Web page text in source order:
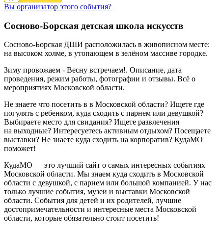
Вы организатор этого события?
Сосново-Борская детская школа искусств
Сосново-Борская ДШИ расположилась в живописном месте:
на высоком холме, в утопающем в зелёном массиве городке.
Зиму провожаем - Весну встречаем!. Описание, дата
проведения, режим работы, фотографии и отзывы. Всё о
мероприятиях Московской области.
Не знаете что посетить в в Московской области? Ищете где
погулять с ребенком, куда сходить с парнем или девушкой?
Выбираете место для свидания? Ищете развлечения
на выходные? Интересуетесь активным отдыхом? Посещаете
выставки? Не знаете куда сходить на корпоратив? КудаМО
поможет!
КудаМО — это лучший сайт о самых интересных событиях
Московской области. Мы знаем куда сходить в Московской
области с девушкой, с парнем или большой компанией. У нас
только лучшие события, музеи и выставки Московской
области. События для детей и их родителей, лучшие
достопримечательности и интересные места Московской
области, которые обязательно стоит посетить!